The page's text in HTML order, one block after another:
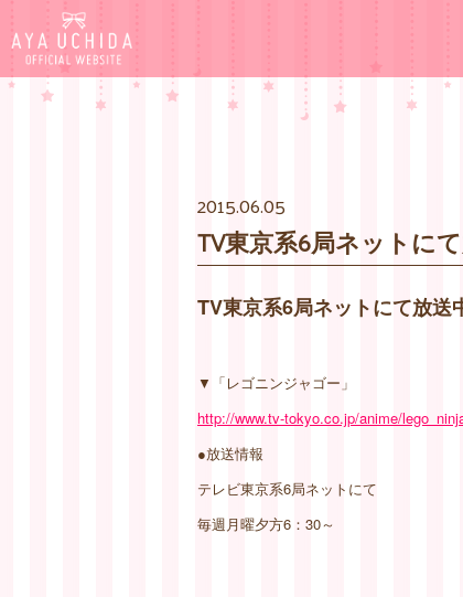
2015.06.05
TV東京系6局ネットに
TV東京系6局ネットにて放送
▼「レゴニンジャゴー」
http://www.tv-tokyo.co.jp/anime/
●放送情報
テレビ東京系6局ネットにて
毎週月曜夕方6：30～